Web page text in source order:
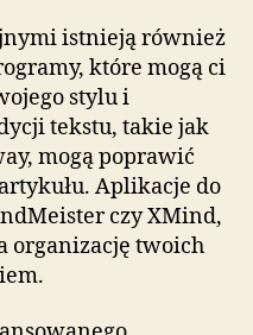
istnieją również
które mogą ci
stylu i
tekstu, takie jak
mogą poprawić
Aplikacje do
czy XMind,
organizację twoich